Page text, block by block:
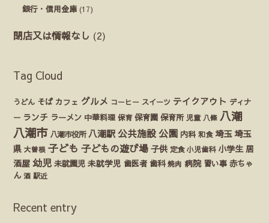
銀行・信用金庫 (17)
閉店又は情報なし (2)
Tag Cloud
うどん そば カフェ グルメ コーヒー スイーツ テイクアウト ディナ
ー ランチ ラーメン 中華料理 保育 保育園 保育所 児童 八條 八潮
八潮市 八潮市役所 八潮駅 公共施設 公園 内科 和食 埼玉 埼玉
県 大曽根 子ども 子どもの遊び場 子供 定食 小児歯科 小学生 居
酒屋 幼児 未就園児 未就学児 歯医者 歯科 焼肉 病院 習い事 赤ちゃ
ん 酒 駅近
Recent entry